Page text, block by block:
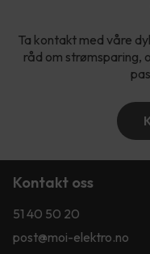
Ta kontakt med våre
råd om strømsparing,
Kontakt oss
51 40 50 20
post@moi-elektro.no